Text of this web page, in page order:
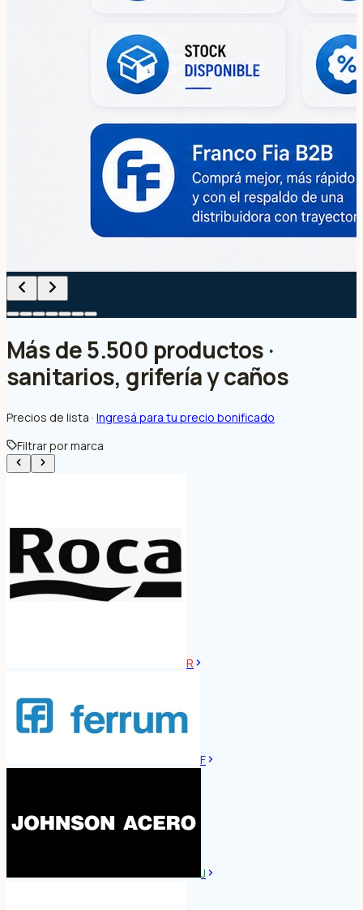
Más de 5.500 productos ·
sanitarios, grifería y caños
Precios de lista · Ingresá para tu precio bonificado
Filtrar por marca
R
F
J